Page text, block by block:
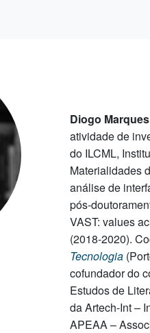
Diogo Marques
atividade de
do ILCML,
Materialidades
análise de
pós-
VAST: values
(2018-2020).
Tecnologia
cofundador do
Estudos de
da Artech-Int –
APEAA –